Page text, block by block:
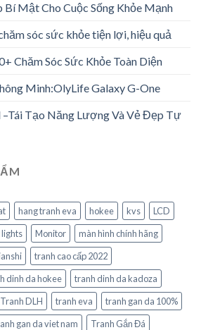
Mật Cho Cuộc Sống Khỏe Mạnh
sóc sức khỏe tiện lợi, hiệu quả
Chăm Sóc Sức Khỏe Toàn Diện
Minh:OlyLife Galaxy G-One
Tạo Năng Lượng Và Vẻ Đẹp Tự
hang tranh eva hokee kvs
LCD
lights Monitor
màn hình chính hãng
tranh cao cấp 2022
dinh da hokee
tranh dinh da kadoza
Tranh DLH tranh eva
tranh gan da 100%
gan da viet nam
Tranh Gắn Đá